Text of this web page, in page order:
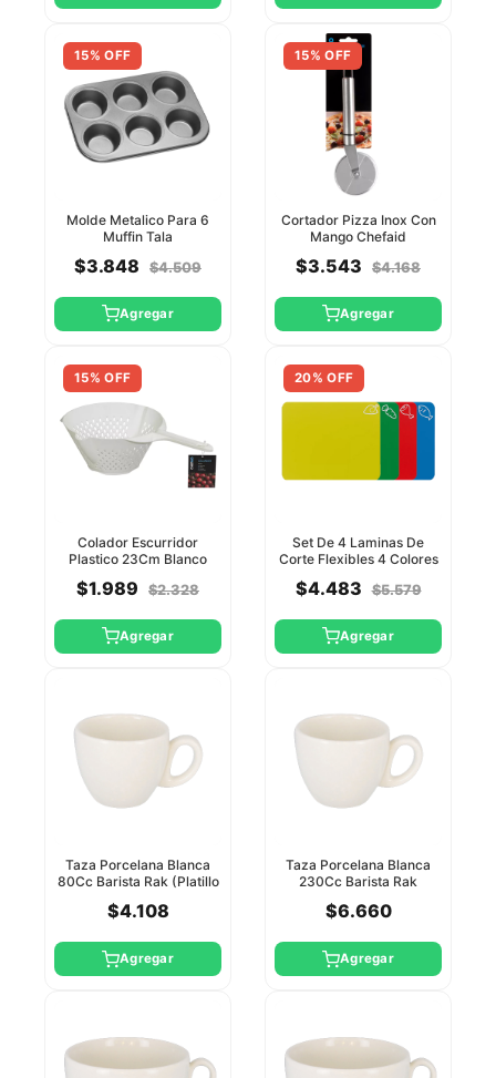
15% OFF
Molde Metalico Para 6
Muffin Tala
$3.848 $4.509
Agregar
15% OFF
Cortador Pizza Inox Con
Mango Chefaid
$3.543 $4.168
Agregar
15% OFF
Colador Escurridor
Plastico 23Cm Blanco
$1.989 $2.328
Agregar
20% OFF
Set De 4 Laminas De
Corte Flexibles 4 Colores
$4.483 $5.579
Agregar
Taza Porcelana Blanca
80Cc Barista Rak (Platillo
$4.108
Agregar
Taza Porcelana Blanca
230Cc Barista Rak
$6.660
Agregar